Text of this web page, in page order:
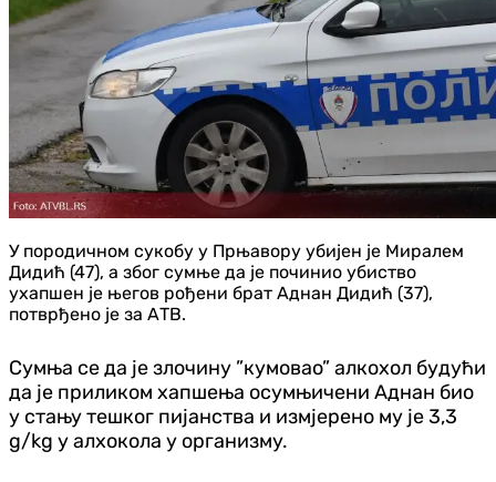
У породичном сукобу у Прњавору убијен је Миралем
Дидић (47), а због сумње да је починио убиство
ухапшен је његов рођени брат Аднан Дидић (37),
потврђено је за АТВ.
Сумња се да је злочину ”кумовао” алкохол будући
да је приликом хапшења осумњичени Аднан био
у стању тешког пијанства и измјерено му је 3,3
g/kg у алхокола у организму.